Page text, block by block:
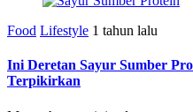
Food Lifestyle 1 tahun lalu
Ini Deretan Sayur Sumber
Terpikirkan